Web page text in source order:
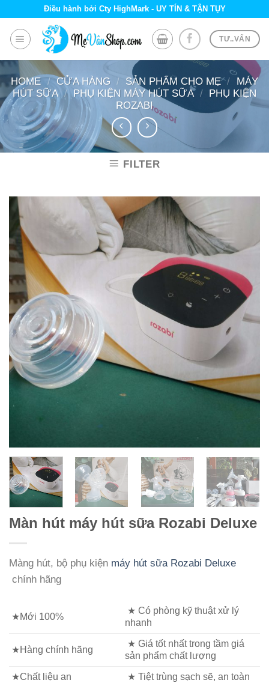
content
Điều hành bởi Cty HighMark - UY TÍN & TẬN TỤY
TƯ..VẤN
HOME / CỬA HÀNG / SẢN PHẨM CHO MẸ / MÁY
HÚT SỮA / PHỤ KIỆN MÁY HÚT SỮA / PHỤ KIỆN
ROZABI
FILTER
Màn hút máy hút sữa Rozabi Deluxe
Màng hút, bộ phụ kiện máy hút sữa Rozabi Deluxe
chính hãng
★Mới 100%
★ Có phòng kỹ thuật xử lý
nhanh
★Hàng chính hãng
★ Giá tốt nhất trong tầm giá
sản phẩm chất lượng
★Chất liệu an
★ Tiệt trùng sạch sẽ, an toàn